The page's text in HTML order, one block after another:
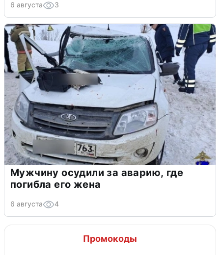
6 августа 3
Мужчину осудили за аварию, где
погибла его жена
6 августа 4
Промокоды